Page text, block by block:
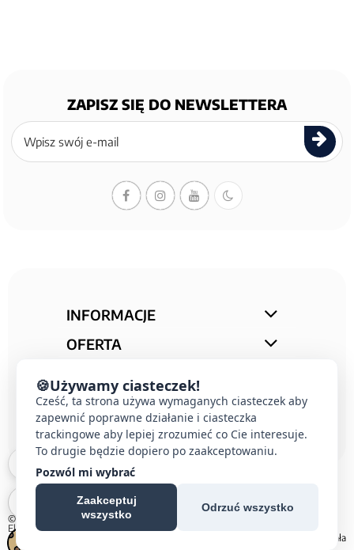
ZAPISZ SIĘ DO NEWSLETTERA
Zapisz
się
newslettera
INFORMACJE
OFERTA
KONTAKT
© 2026 E-DOMUS |Kontakt Simon
Electric|
| All rights reserved
Czechowice-Dziedzice, Pszczyna, Bielsko-Biała
🍪Używamy ciasteczek!
Cześć, ta strona używa wymaganych ciasteczek aby
zapewnić poprawne działanie i ciasteczka
trackingowe aby lepiej zrozumieć co Cie interesuje.
To drugie będzie dopiero po zaakceptowaniu.
Pozwól mi wybrać
Zaakceptuj
wszystko
Odrzuć wszystko